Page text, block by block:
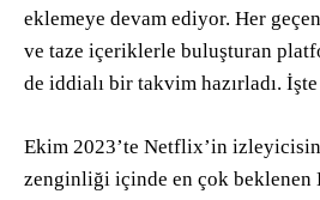
eklemeye devam ediyor. Her
ve taze içeriklerle buluşturan
de iddialı bir takvim hazırladı. İşte
Ekim 2023’te Netflix’in
zenginliği içinde en çok